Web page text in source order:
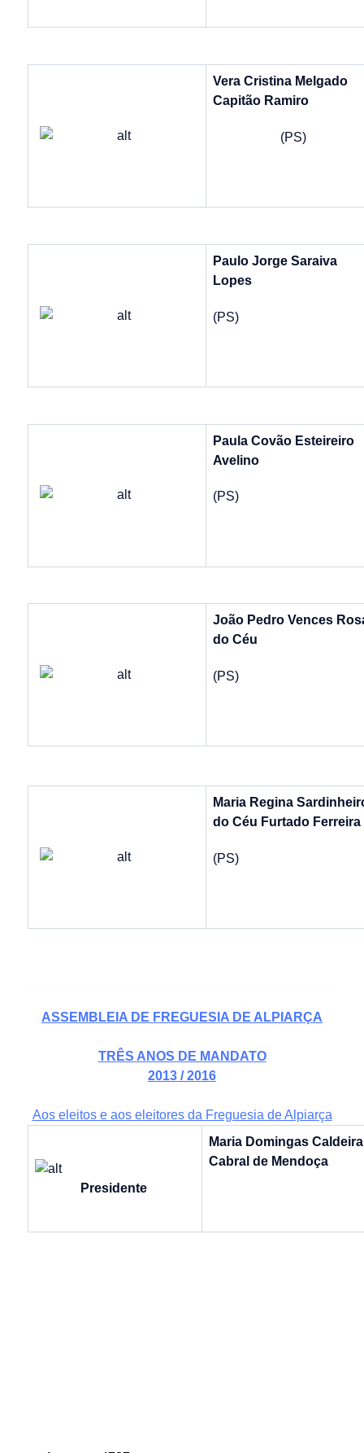
Vera Cristina Melgado
Capitão Ramiro
(PS)
Paulo Jorge Saraiva
Lopes
(PS)
Paula Covão Esteireiro
Avelino
(PS)
João Pedro Vences
do Céu
(PS)
Maria Regina
do Céu Furtado Ferreira
(PS)
ASSEMBLEIA DE FREGUESIA DE ALPIARÇA
TRÊS ANOS DE MANDATO
2013 / 2016
Aos eleitos e aos eleitores da Freguesia de Alpiarça
Presidente
Maria Domingas Caldeira
Cabral de Mendoça